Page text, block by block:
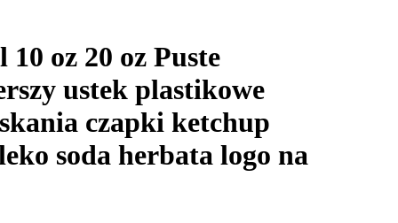
10 oz 20 oz Puste
ustek plastikowe
czapki ketchup
soda herbata logo na